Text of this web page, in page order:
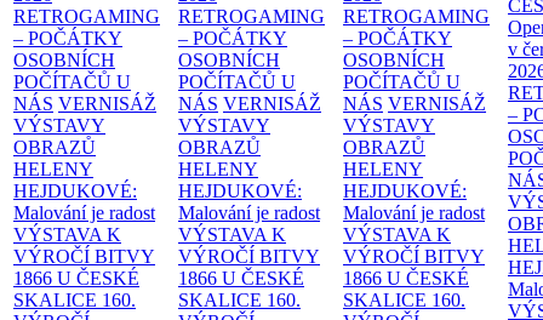
RETROGAMING
– POČÁTKY
OSOBNÍCH
POČÍTAČŮ U
NÁS VERNISÁŽ
VÝSTAVY
OBRAZŮ
HELENY
HEJDUKOVÉ:
Malování je radost
VÝSTAVA K
VÝROČÍ BITVY
1866 U ČESKÉ
SKALICE 160.
RETROGAMING
– POČÁTKY
OSOBNÍCH
POČÍTAČŮ U
NÁS VERNISÁŽ
VÝSTAVY
OBRAZŮ
HELENY
HEJDUKOVÉ:
Malování je radost
VÝSTAVA K
VÝROČÍ BITVY
1866 U ČESKÉ
SKALICE 160.
RETROGAMING
– POČÁTKY
OSOBNÍCH
POČÍTAČŮ U
NÁS VERNISÁŽ
VÝSTAVY
OBRAZŮ
HELENY
HEJDUKOVÉ:
Malování je radost
VÝSTAVA K
VÝROČÍ BITVY
1866 U ČESKÉ
SKALICE 160.
v
–